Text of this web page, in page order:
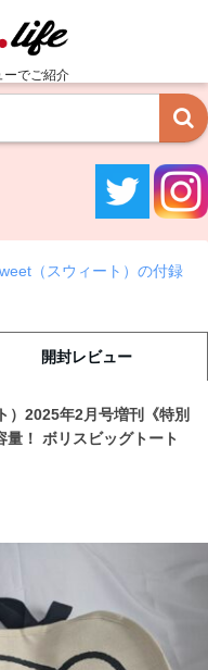
ーでご紹介
（スウィート）の付録
開封レビュー
）2025年2月号増刊《特別
！ ボリスビッグトート